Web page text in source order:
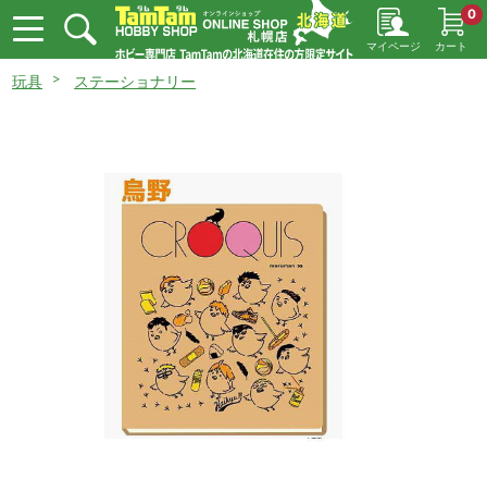
マイページ カート
0
玩具 ステーショナリー